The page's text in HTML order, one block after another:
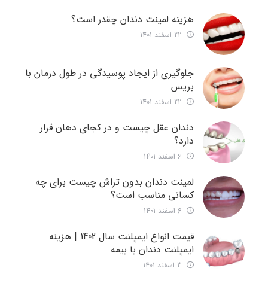
هزینه لمینت دندان چقدر است؟
جلوگیری از ایجاد پوسیدگی در طول درمان با
بریس
دندان عقل چیست و در کجای دهان قرار
دارد؟
لمینت دندان بدون تراش چیست برای چه
کسانی مناسب است؟
قیمت انواع ایمپلنت سال 1402 | هزینه
ایمپلنت دندان با بیمه